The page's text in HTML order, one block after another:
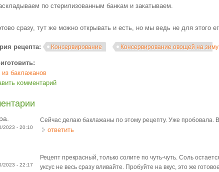
по стерилизованным банкам и закатываем.
сразу, тут же можно открывать и есть, но мы ведь не для этого
рецепта: Консервирование Консервирование овощей на зиму
баклажанов
комментарий
2023 - 20:10
Сейчас делаю баклажаны по этому рецепту. Уже пробовала.
ответить
2023 - 22:17
Рецепт прекрасный, только солите по чуть-чуть. Соль
уксус не весь сразу вливайте. Пробуйте на вкус, это же